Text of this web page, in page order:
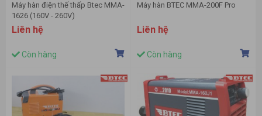
Máy hàn điện thế thấp Btec MMA-
1626 (160V - 260V)
Liên hệ
Còn hàng
Máy hàn BTEC MMA-200F Pro
Liên hệ
Còn hàng